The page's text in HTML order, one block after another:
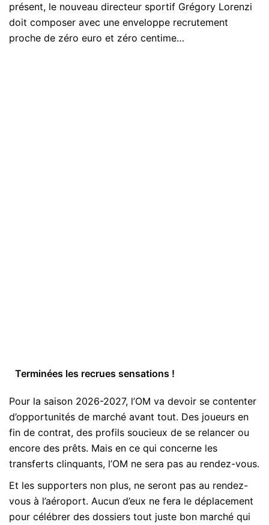
présent, le nouveau directeur sportif Grégory Lorenzi
doit composer avec une enveloppe recrutement
proche de zéro euro et zéro centime…
Terminées les recrues sensations !
Pour la saison 2026-2027, l’OM va devoir se contenter
d’opportunités de marché avant tout. Des joueurs en
fin de contrat, des profils soucieux de se relancer ou
encore des prêts. Mais en ce qui concerne les
transferts clinquants, l’OM ne sera pas au rendez-vous.
Et les supporters non plus, ne seront pas au rendez-
vous à l’aéroport. Aucun d’eux ne fera le déplacement
pour célébrer des dossiers tout juste bon marché qui